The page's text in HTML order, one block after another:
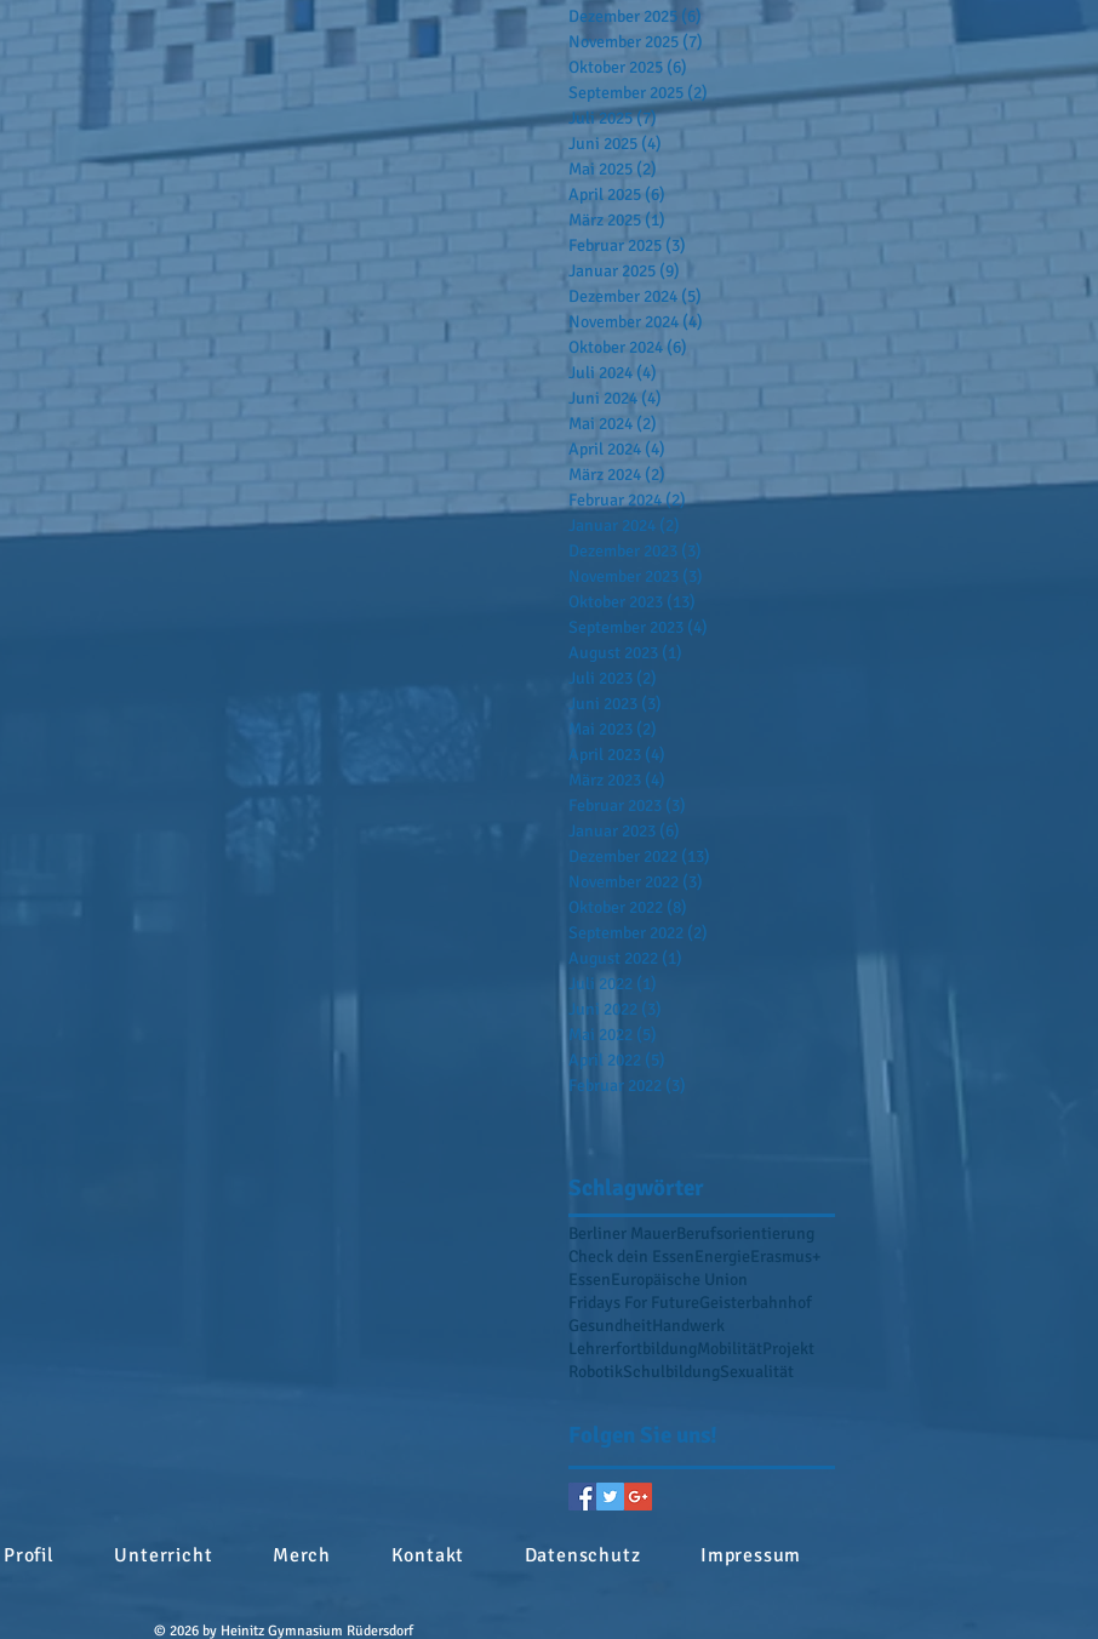
Dezember 2025 (6)
November 2025 (7)
Oktober 2025 (6)
September 2025 (2) 2 Beiträge
Juli 2025(7)7 Beiträge
Juni 2025 (4)
Mai 2025 (2)
April 2025 (6)
März 2025 (1)
Februar 2025 (3)
Januar 2025 (9)
Dezember 2024 (5)
November 2024 (4)
Oktober 2024 (6)
Juli 2024 (4)
Juni 2024 (4)
Mai 2024 (2)
April 2024 (4)
März 2024 (2)
Februar 2024(2)2 Beiträge
Januar 2024 (2)
Dezember 2023 (3)
November 2023 (3)
Oktober 2023 (13)
September 2023 (4)
August 2023 (1)
Juli 2023 (2)
Juni 2023 (3)
Mai 2023 (2)
April 2023 (4)
März 2023 (4)
Februar 2023 (3)
Januar 2023 (6)
Dezember 2022 (13)
November 2022 (3)
Oktober 2022 (8)
September 2022 (2)
August 2022 (1)
Juli 2022 (1)
Juni 2022 (3)
Mai 2022 (5)
April 2022 (5)
Februar 2022 (3)
Schlagwörter
Berliner MauerBerufsorientierung
Check dein Essen EnergieErasmus+
EssenEuropäische Union
Fridays For FutureGeisterbahnhof
GesundheitHandwerk
LehrerfortbildungMobilitätProjekt
RobotikSchulbildungSexualität
Folgen Sie uns!
Profil Unterricht Merch Kontakt Datenschutz Impressum
© 2026 by Heinitz Gymnasium Rüdersdorf